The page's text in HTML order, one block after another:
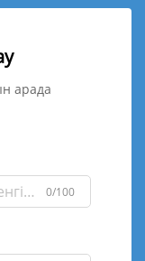
арада
0/100